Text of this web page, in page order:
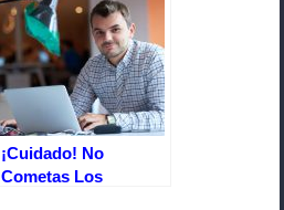
¡Cuidado! No
Cometas Los